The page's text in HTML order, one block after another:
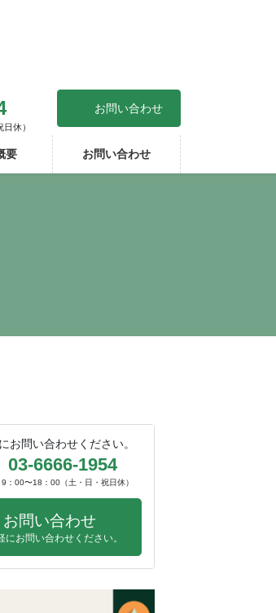
休）
お問い合わせ
要 お問い合わせ
お問い合わせください。
03-6666-1954
：00〜18：00（土・日・祝日休）
お問い合わせ
にお問い合わせください。